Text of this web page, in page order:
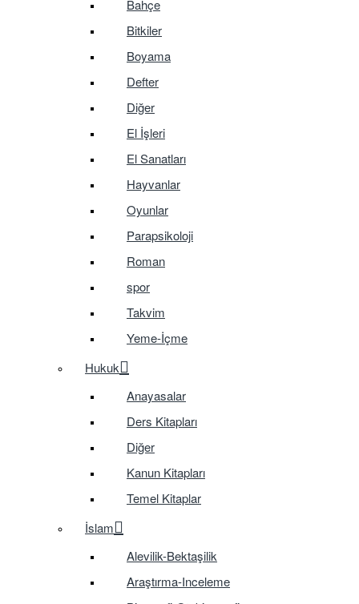
Bahçe
Bitkiler
Boyama
Defter
Diğer
El İşleri
El Sanatları
Hayvanlar
Oyunlar
Parapsikoloji
Roman
spor
Takvim
Yeme-İçme
Hukuk
Anayasalar
Ders Kitapları
Diğer
Kanun Kitapları
Temel Kitaplar
İslam
Alevilik-Bektaşilik
Araştırma-Inceleme